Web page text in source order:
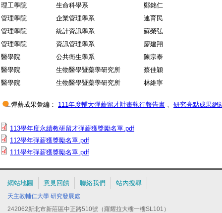
理工學院
生命科學系
鄭銘仁
管理學院
企業管理學系
連育民
管理學院
統計資訊學系
蘇榮弘
管理學院
資訊管理學系
廖建翔
醫學院
公共衛生學系
陳宗泰
醫學院
生物醫學暨藥學研究所
蔡佳穎
醫學院
生物醫學暨藥學研究所 林維寧
彈薪成果彙編： 111年度輔大彈薪留才計畫執行報告書 、 研究亮點成果網
113學年度永續教研留才彈薪獲獎勵名單.pdf
112學年彈薪獲獎勵名單.pdf
111學年彈薪獲獎勵名單.pdf
網站地圖 意見回饋 聯絡我們 站內搜尋
天主教輔仁大學 研究發展處
242062新北市新莊區中正路510號（羅耀拉大樓一樓SL101）